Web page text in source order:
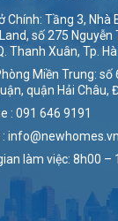
Chính: Tầng 3,
số 275 Nguyễn
Thanh Xuân, Tp.
Miền Trung:
quận Hải Châu,
: 091 646 9191
: info@newhomes.vn
làm việc: 8h00 –